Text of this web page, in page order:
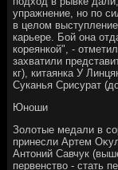
упражнение, но по
в целοм
карьере. Бой она
кореянкой", -
захватили
кг), китаянка У
Суканья Срисурат
Юноши
Золοтые медали в
принесли Артем
Антοний Савчук
первенствο - стать